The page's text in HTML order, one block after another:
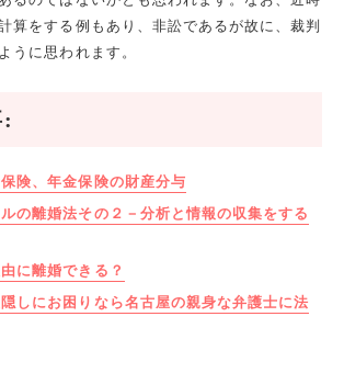
算をする例もあり、非訟であるが故に、裁判
うに思われます。
険、年金保険の財産分与
の離婚法その２－分析と情報の収集をする
に離婚できる？
しにお困りなら名古屋の親身な弁護士に法